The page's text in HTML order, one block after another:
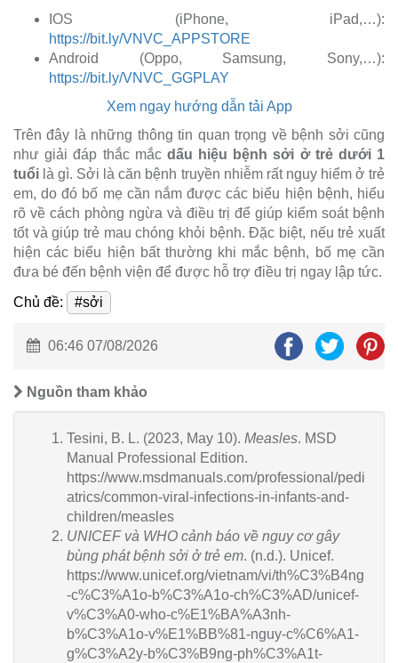
IOS (iPhone, iPad,…):
https://bit.ly/VNVC_APPSTORE
Android (Oppo, Samsung, Sony,…):
https://bit.ly/VNVC_GGPLAY
Xem ngay hướng dẫn tải App
Trên đây là những thông tin quan trọng về bệnh sởi cũng
như giải đáp thắc mắc dấu hiệu bệnh sởi ở trẻ dưới 1
tuổi là gì. Sởi là căn bệnh truyền nhiễm rất nguy hiểm ở trẻ
em, do đó bố mẹ cần nắm được các biểu hiện bệnh, hiểu
rõ về cách phòng ngừa và điều trị để giúp kiểm soát bệnh
tốt và giúp trẻ mau chóng khỏi bệnh. Đặc biệt, nếu trẻ xuất
hiện các biểu hiện bất thường khi mắc bệnh, bố mẹ cần
đưa bé đến bệnh viện để được hỗ trợ điều trị ngay lập tức.
Chủ đề:
#sởi
06:46 07/08/2026
Nguồn tham khảo
Tesini, B. L. (2023, May 10). Measles. MSD
Manual Professional Edition.
https://www.msdmanuals.com/professional/pedi
atrics/common-viral-infections-in-infants-and-
children/measles
UNICEF và WHO cảnh báo về nguy cơ gây
bùng phát bệnh sởi ở trẻ em. (n.d.). Unicef.
https://www.unicef.org/vietnam/vi/th%C3%B4ng
-c%C3%A1o-b%C3%A1o-ch%C3%AD/unicef-
v%C3%A0-who-c%E1%BA%A3nh-
b%C3%A1o-v%E1%BB%81-nguy-c%C6%A1-
g%C3%A2y-b%C3%B9ng-ph%C3%A1t-